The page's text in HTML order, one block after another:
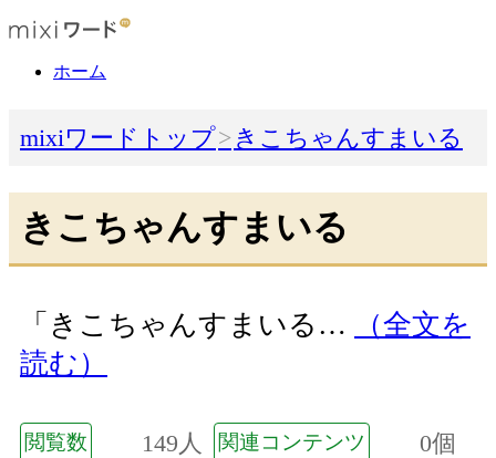
ホーム
mixiワードトップ きこちゃんすまいる
きこちゃんすまいる
「きこちゃんすまいる…
（全文を
読む）
閲覧数 149人 関連コンテンツ 0個